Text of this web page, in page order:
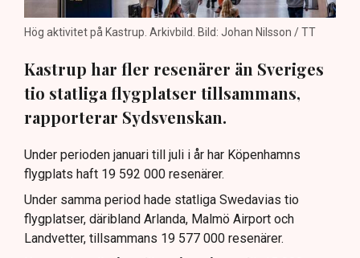
Hög aktivitet på Kastrup. Arkivbild. Bild: Johan Nilsson / TT
Kastrup har fler resenärer än Sveriges
tio statliga flygplatser tillsammans,
rapporterar Sydsvenskan.
Under perioden januari till juli i år har Köpenhamns
flygplats haft 19 592 000 resenärer.
Under samma period hade statliga Swedavias tio
flygplatser, däribland Arlanda, Malmö Airport och
Landvetter, tillsammans 19 577 000 resenärer.